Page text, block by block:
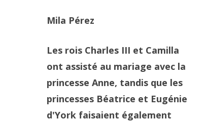
Mila Pérez
Les rois Charles III et Camilla
ont assisté au mariage avec la
princesse Anne, tandis que les
princesses Béatrice et Eugénie
d'York faisaient également